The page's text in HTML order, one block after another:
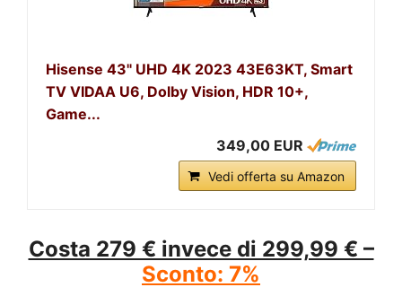
Hisense 43" UHD 4K 2023 43E63KT, Smart
TV VIDAA U6, Dolby Vision, HDR 10+,
Game...
349,00 EUR
Vedi offerta su Amazon
Costa 279 € invece di 299,99 € –
Sconto: 7%